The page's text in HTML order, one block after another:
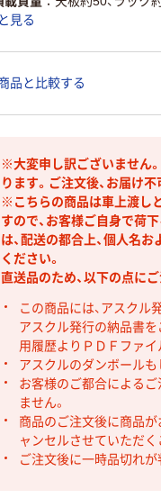
見る
品と比較する
※大変申し訳ございません
ります。ご注文後、お届け
※こちらの商品は車上渡し
すので、お客様ご自身で荷
は、配送の都合上、個人名
ください。
直送品のため、以下の点にご
この商品には、アスクル
アスクル発行の納品書を
用履歴よりＰＤＦファ
アスクルのダンボール
お客様のご都合によるご
ません。
商品のご注文後に商品
ャンセルさせていただく
ご注文後に一時品切れが